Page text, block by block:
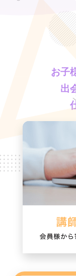
お子
出